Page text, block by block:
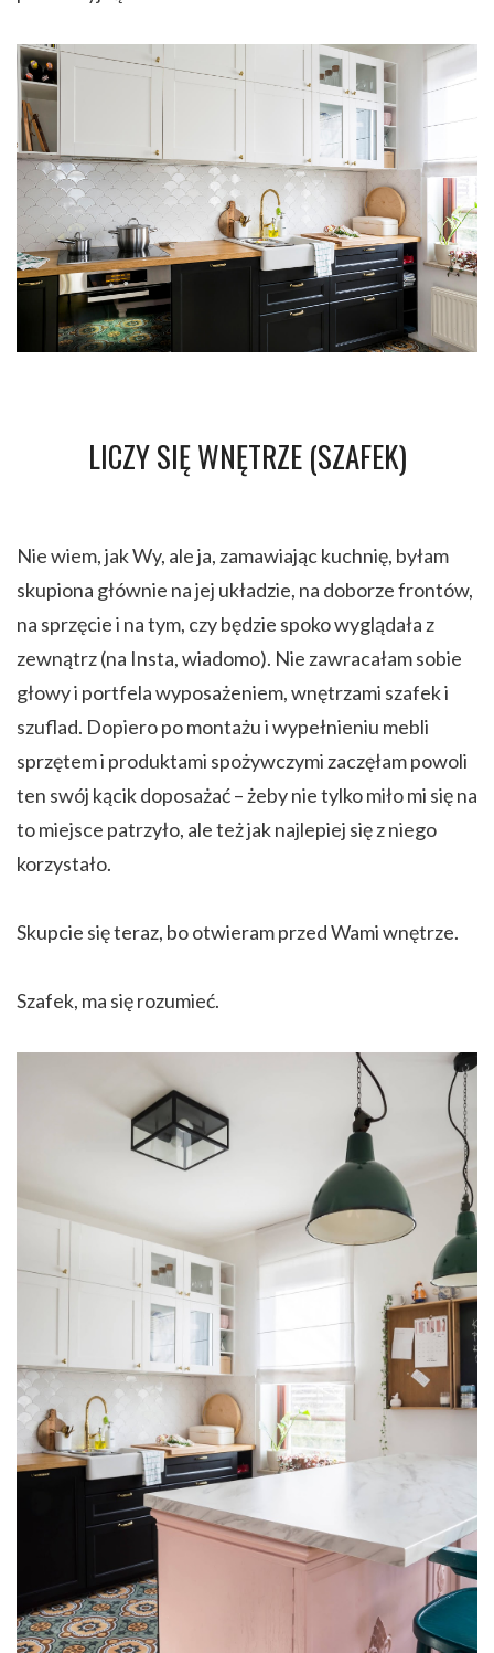
LICZY SIĘ WNĘTRZE (SZAFEK)
Nie wiem, jak Wy, ale ja, zamawiając kuchnię, byłam
skupiona głównie na jej układzie, na doborze frontów,
na sprzęcie i na tym, czy będzie spoko wyglądała z
zewnątrz (na Insta, wiadomo). Nie zawracałam sobie
głowy i portfela wyposażeniem, wnętrzami szafek i
szuflad. Dopiero po montażu i wypełnieniu mebli
sprzętem i produktami spożywczymi zaczęłam powoli
ten swój kącik doposażać – żeby nie tylko miło mi się na
to miejsce patrzyło, ale też jak najlepiej się z niego
korzystało.
Skupcie się teraz, bo otwieram przed Wami wnętrze.
Szafek, ma się rozumieć.